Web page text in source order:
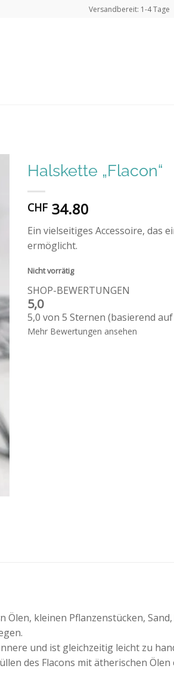
Versandbereit: 1-4 Tage
Halskette „Flacon“
CHF34.80
Ein vielseitiges Accessoire, das
ermöglicht.
Nicht vorrätig
SHOP-BEWERTUNGEN
5,0
5,0 von 5 Sternen (basierend
Mehr Bewertungen ansehen
Ölen, kleinen Pflanzenstücken,
und ist gleichzeitig leicht zu
des Flacons mit ätherischen